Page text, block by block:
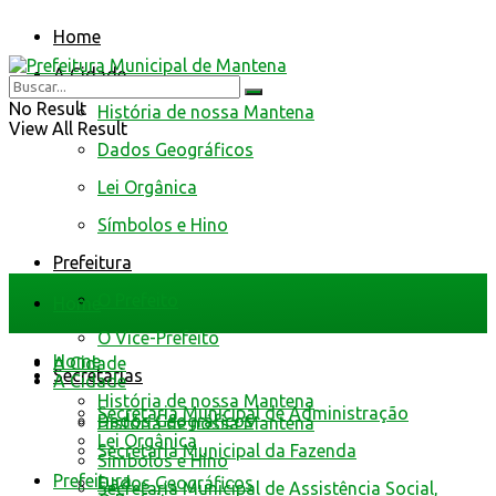
Home
A Cidade
História de nossa Mantena
Dados Geográficos
Lei Orgânica
Símbolos e Hino
Prefeitura
O Vice-Prefeito
Secretarias
Secretaria Municipal de Administração
Secretaria Municipal da Fazenda
Secretaria Municipal de Assistência Social,
No Result
View All Result
Home
A Cidade
História de nossa Mantena
Dados Geográficos
Home
A Cidade
História de nossa Mantena
Dados Geográficos
Lei Orgânica
Símbolos e Hino
Prefeitura